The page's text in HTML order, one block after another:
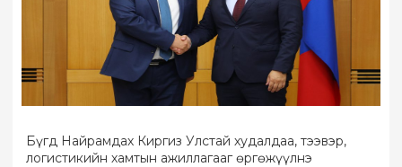
Бүгд Найрамдах Киргиз Улстай худалдаа, тээвэр,
логистикийн хамтын ажиллагааг өргөжүүлнэ